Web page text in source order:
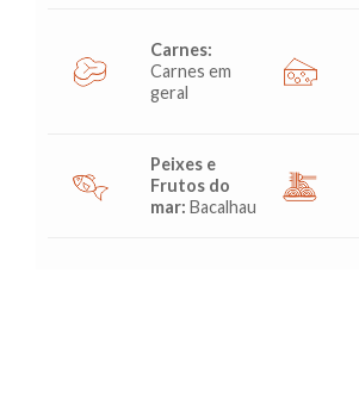
Carnes:
Carnes em
geral
Peixes e
Frutos do
mar: Bacalhau